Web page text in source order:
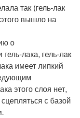
так (гель-лак
вышло на
о
лака, гель-лак
имеет липкий
этого слоя нет,
с базой